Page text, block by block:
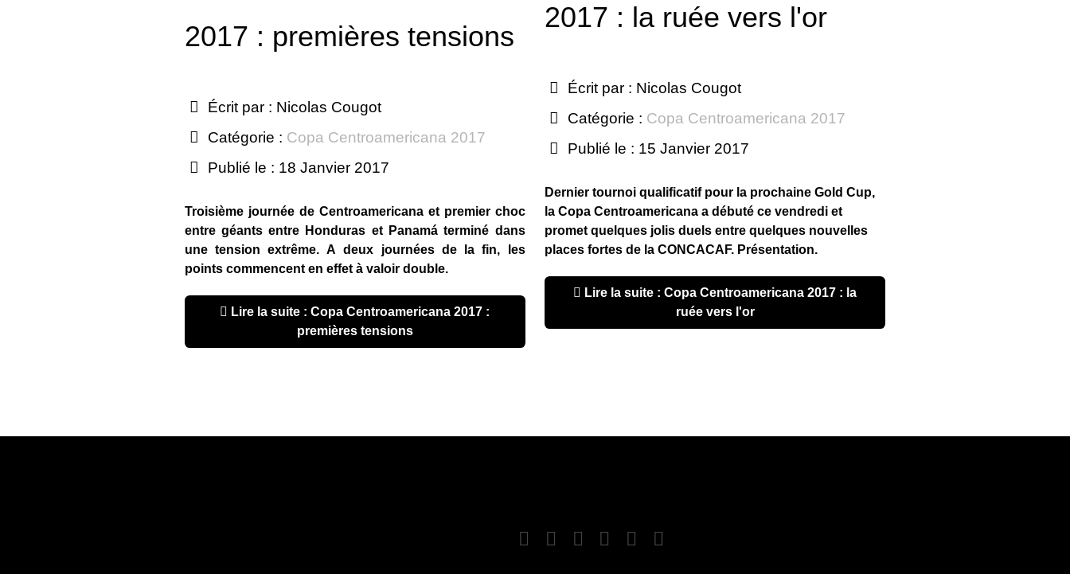
2017 : premières tensions
Écrit par : Nicolas Cougot
Catégorie : Copa Centroamericana 2017
Publié le : 18 Janvier 2017
Troisième journée de Centroamericana et premier choc
entre géants entre Honduras et Panamá terminé dans
une tension extrême. A deux journées de la fin, les
points commencent en effet à valoir double.
premières tensions
2017 : la ruée vers l'or
Écrit par : Nicolas Cougot
Catégorie : Copa Centroamericana 2017
Publié le : 15 Janvier 2017
Dernier tournoi qualificatif pour la prochaine Gold Cup,
la Copa Centroamericana a débuté ce vendredi et
promet quelques jolis duels entre quelques nouvelles
places fortes de la CONCACAF. Présentation.
ruée vers l'or